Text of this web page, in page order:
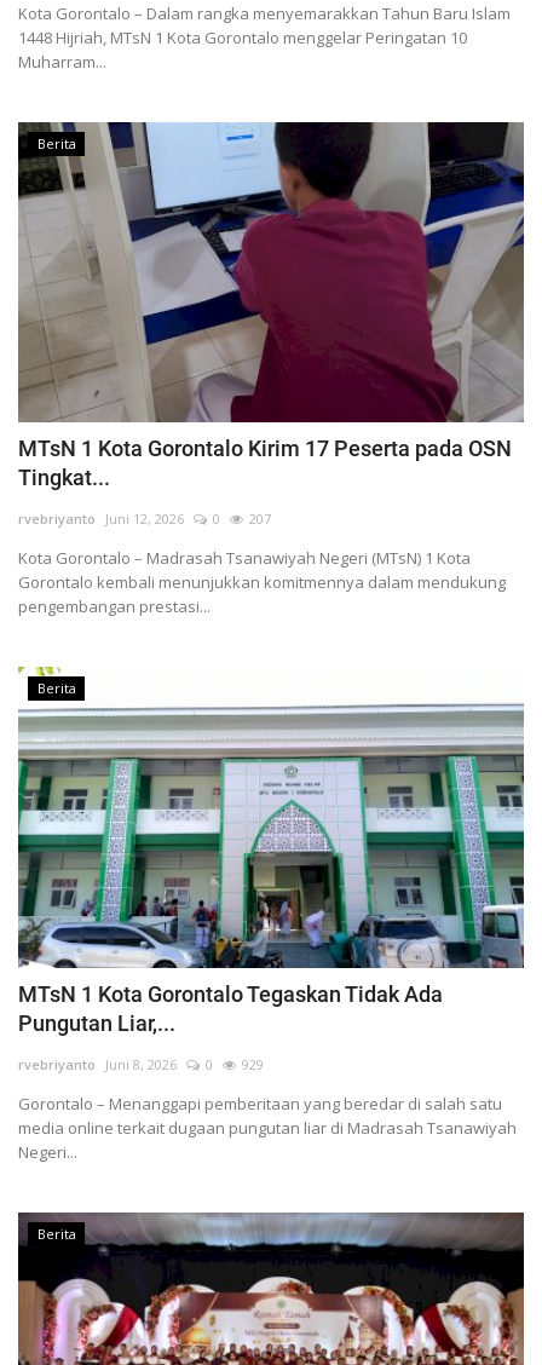
Kota Gorontalo – Dalam rangka menyemarakkan Tahun Baru Islam
1448 Hijriah, MTsN 1 Kota Gorontalo menggelar Peringatan 10
Muharram...
Berita
MTsN 1 Kota Gorontalo Kirim 17 Peserta pada OSN
Tingkat...
rvebriyanto Juni 12, 2026 0 207
Kota Gorontalo – Madrasah Tsanawiyah Negeri (MTsN) 1 Kota
Gorontalo kembali menunjukkan komitmennya dalam mendukung
pengembangan prestasi...
Berita
MTsN 1 Kota Gorontalo Tegaskan Tidak Ada
Pungutan Liar,...
rvebriyanto Juni 8, 2026 0 929
Gorontalo – Menanggapi pemberitaan yang beredar di salah satu
media online terkait dugaan pungutan liar di Madrasah Tsanawiyah
Negeri...
Berita